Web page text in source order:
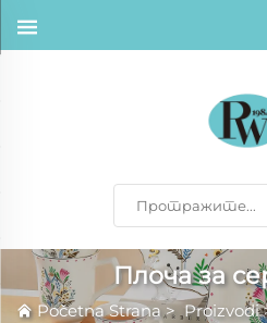
Плоча за
Početna Strana>Proizvodi